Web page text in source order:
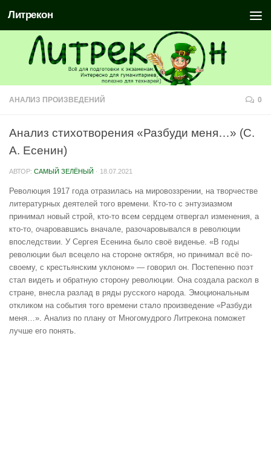
Литрекон
АНАЛИЗ ПРОИЗВЕДЕНИЙ 0
Анализ стихотворения «Разбуди меня…» (С.
А. Есенин)
АВТОР: САМЫЙ ЗЕЛЁНЫЙ · 18.07.2021
Революция 1917 года отразилась на мировоззрении, на творчестве
литературных деятелей того времени. Кто-то с энтузиазмом
принимал новый строй, кто-то всем сердцем отвергал изменения, а
кто-то, очаровавшись вначале, разочаровывался в революции
впоследствии. У Сергея Есенина было своё виденье. «В годы
революции был всецело на стороне октября, но принимал всё по-
своему, с крестьянским уклоном» — говорил он. Постепенно поэт
стал видеть и обратную сторону революции. Она создала раскол в
стране, внесла разлад в ряды русского народа. Эмоциональным
откликом на события того времени стало произведение «Разбуди
меня…». Анализ по плану от Многомудрого Литрекона поможет
лучше его понять.